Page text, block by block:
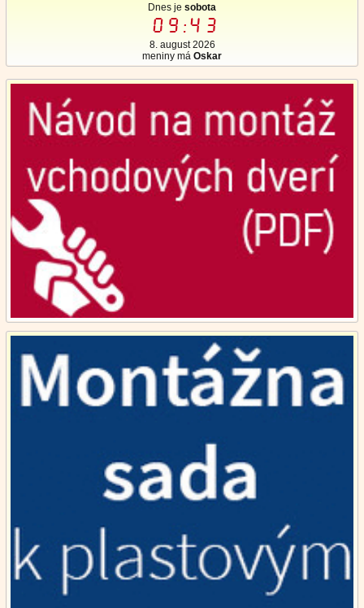
Dnes je sobota
09:43
8. august 2026
meniny má Oskar